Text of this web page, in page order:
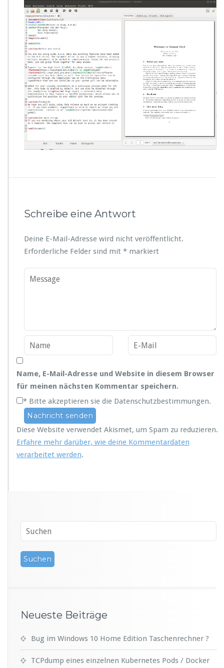
Schreibe eine Antwort
Deine E-Mail-Adresse wird nicht veröffentlicht.
Erforderliche Felder sind mit * markiert
Name, E-Mail-Adresse und Website in diesem Browser
für meinen nächsten Kommentar speichern.
* Bitte akzeptieren sie die Datenschutzbestimmungen.
Diese Website verwendet Akismet, um Spam zu reduzieren.
Erfahre mehr darüber, wie deine Kommentardaten
verarbeitet werden.
Neueste Beiträge
Bug im Windows 10 Home Edition Taschenrechner ?
TCPdump eines einzelnen Kubernetes Pods / Docker